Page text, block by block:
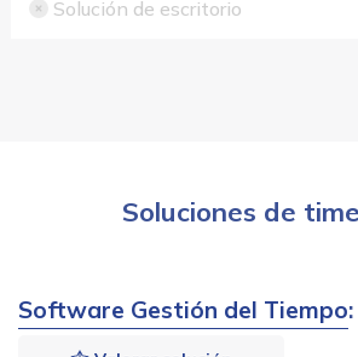
Solución de escritorio
Soluciones de
Software Gestión del Tiempo